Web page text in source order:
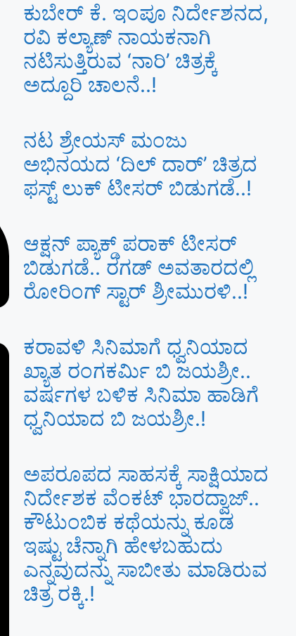
ಕುಬೇರ್ ಕೆ. ಇಂಪೂ ನಿರ್ದೇಶನದ,
ರವಿ ಕಲ್ಯಾಣ್‍ ನಾಯಕನಾಗಿ
ನಟಿಸುತ್ತಿರುವ ‘ನಾರಿ’ ಚಿತ್ರಕ್ಕೆ
ಅದ್ದೂರಿ ಚಾಲನೆ..!
ನಟ ಶ್ರೇಯಸ್ ಮಂಜು
ಅಭಿನಯದ ‘ದಿಲ್ ದಾರ್’ ಚಿತ್ರದ
ಫಸ್ಟ್ ಲುಕ್ ಟೀಸರ್ ಬಿಡುಗಡೆ..!
ಆಕ್ಷನ್ ಪ್ಯಾಕ್ಡ್ ಪರಾಕ್ ಟೀಸರ್
ಬಿಡುಗಡೆ.. ರಗಡ್ ಅವತಾರದಲ್ಲಿ
ರೋರಿಂಗ್ ಸ್ಟಾರ್ ಶ್ರೀಮುರಳಿ..!
ಕರಾವಳಿ ಸಿನಿಮಾಗೆ ಧ್ವನಿಯಾದ
ಖ್ಯಾತ ರಂಗಕರ್ಮಿ ಬಿ ಜಯಶ್ರೀ..
ವರ್ಷಗಳ ಬಳಿಕ ಸಿನಿಮಾ ಹಾಡಿಗೆ
ಧ್ವನಿಯಾದ ಬಿ ಜಯಶ್ರೀ.!
ಅಪರೂಪದ ಸಾಹಸಕ್ಕೆ ಸಾಕ್ಷಿಯಾದ
ನಿರ್ದೇಶಕ ವೆಂಕಟ್ ಭಾರದ್ವಾಜ್..
ಕೌಟುಂಬಿಕ ಕಥೆಯನ್ನು ಕೂಡ
ಇಷ್ಟು ಚೆನ್ನಾಗಿ ಹೇಳಬಹುದು
ಎನ್ನವುದನ್ನು ಸಾಬೀತು ಮಾಡಿರುವ
ಚಿತ್ರ ರಕ್ಕಿ.!